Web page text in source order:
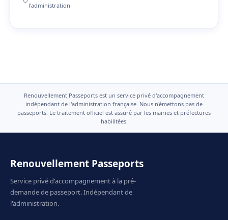
l'administration
Renouvellement Passeports est un service privé d'accompagnement
indépendant de l'administration française. Nous n'émettons pas de
passeports. Le traitement officiel est assuré par les mairies et préfectures
habilitées.
Renouvellement Passeports
Service privé d'accompagnement à la pré-
demande de passeport. Indépendant de
l'administration.